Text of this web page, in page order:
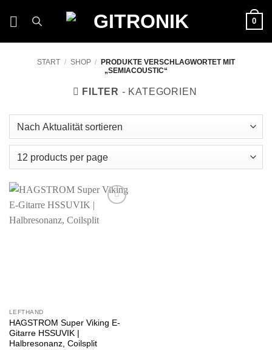
0
START / SHOP /
PRODUKTE VERSCHLAGWORTET MIT
„SEMIACOUSTIC“
FILTER
Wunschliste
LEFTHAND
HAGSTROM Super Viking E-
Gitarre HSSUVIK |
Halbresonanz, Coilsplit